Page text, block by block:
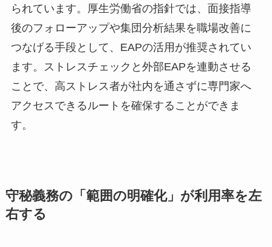
られています。厚生労働省の指針では、面接指導
後のフォローアップや集団分析結果を職場改善に
つなげる手段として、EAPの活用が推奨されてい
ます。ストレスチェックと外部EAPを連動させる
ことで、高ストレス者が社内を通さずに専門家へ
アクセスできるルートを確保することができま
す。
守秘義務の「範囲の明確化」が利用率を左
右する